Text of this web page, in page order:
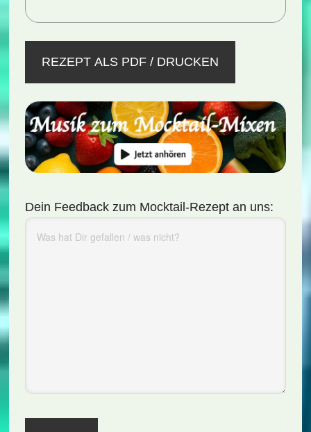
REZEPT ALS PDF / DRUCKEN
Dein Feedback zum Mocktail-Rezept an uns: